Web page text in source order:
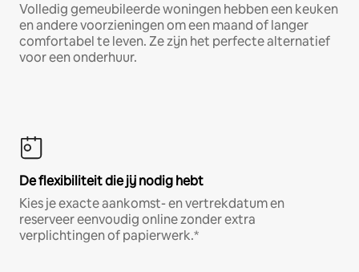
Volledig gemeubileerde woningen hebben een keuken
en andere voorzieningen om een maand of langer
comfortabel te leven. Ze zijn het perfecte alternatief
voor een onderhuur.
De flexibiliteit die jij nodig hebt
Kies je exacte aankomst- en vertrekdatum en
reserveer eenvoudig online zonder extra
verplichtingen of papierwerk.*